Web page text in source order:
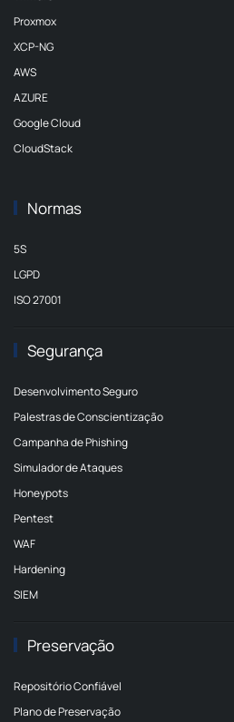
Proxmox
XCP-NG
AWS
AZURE
Google Cloud
CloudStack
Normas
5S
LGPD
ISO 27001
Segurança
Desenvolvimento Seguro
Palestras de Conscientização
Campanha de Phishing
Simulador de Ataques
Honeypots
Pentest
WAF
Hardening
SIEM
Preservação
Repositório Confiável
Plano de Preservação